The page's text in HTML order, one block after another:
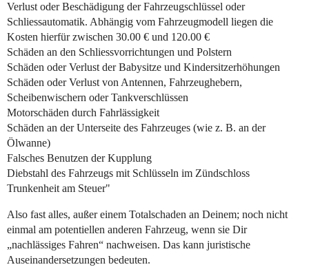
Verlust oder Beschädigung der Fahrzeugschlüssel oder
Schliessautomatik. Abhängig vom Fahrzeugmodell liegen die
Kosten hierfür zwischen 30.00 € und 120.00 €
Schäden an den Schliessvorrichtungen und Polstern
Schäden oder Verlust der Babysitze und Kindersitzerhöhungen
Schäden oder Verlust von Antennen, Fahrzeughebern,
Scheibenwischern oder Tankverschlüssen
Motorschäden durch Fahrlässigkeit
Schäden an der Unterseite des Fahrzeuges (wie z. B. an der
Ölwanne)
Falsches Benutzen der Kupplung
Diebstahl des Fahrzeugs mit Schlüsseln im Zündschloss
Trunkenheit am Steuer"
Also fast alles, außer einem Totalschaden an Deinem; noch nicht
einmal am potentiellen anderen Fahrzeug, wenn sie Dir
„nachlässiges Fahren“ nachweisen. Das kann juristische
Auseinandersetzungen bedeuten.